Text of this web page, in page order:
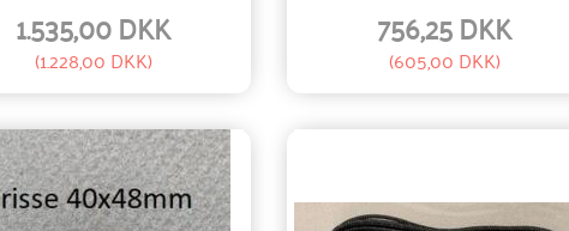
1.535,00 DKK
(1.228,00 DKK)
756,25 DKK
(605,00 DKK)